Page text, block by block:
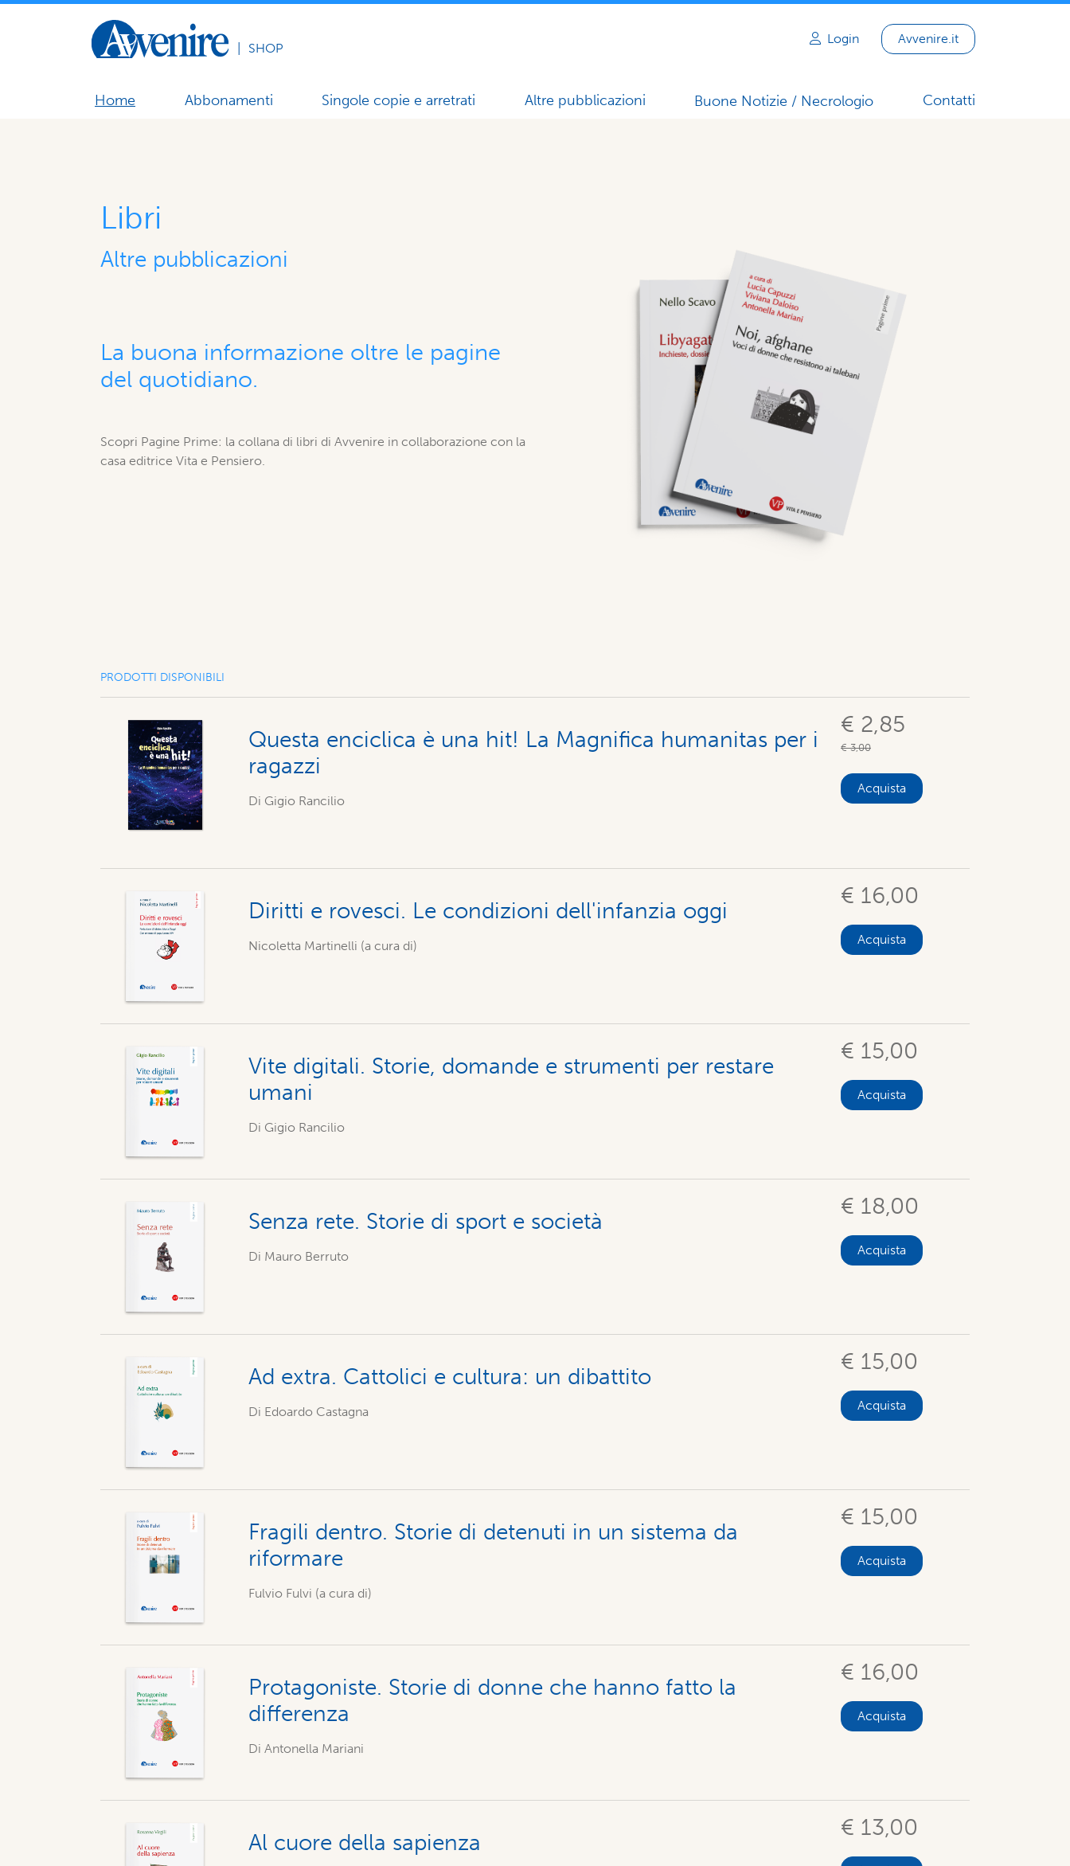
SHOP
Login Avvenire.it
Home Abbonamenti Singole copie e arretrati Altre pubblicazioni Buone Notizie / Necrologio Contatti
Libri
Altre pubblicazioni
La buona informazione oltre le pagine
del quotidiano.
Scopri Pagine Prime: la collana di libri di Avvenire in collaborazione con la
casa editrice Vita e Pensiero.
PRODOTTI DISPONIBILI
Questa enciclica è una hit! La Magnifica humanitas per i
ragazzi
Di Gigio Rancilio
€ 2,85
€ 3,00
Acquista
Diritti e rovesci. Le condizioni dell'infanzia oggi
Nicoletta Martinelli (a cura di)
€ 16,00
Acquista
Vite digitali. Storie, domande e strumenti per restare
umani
Di Gigio Rancilio
€ 15,00
Acquista
Senza rete. Storie di sport e società
Di Mauro Berruto
€ 18,00
Acquista
Ad extra. Cattolici e cultura: un dibattito
Di Edoardo Castagna
€ 15,00
Acquista
Fragili dentro. Storie di detenuti in un sistema da
riformare
Fulvio Fulvi (a cura di)
€ 15,00
Acquista
Protagoniste. Storie di donne che hanno fatto la
differenza
Di Antonella Mariani
€ 16,00
Acquista
Al cuore della sapienza
€ 13,00